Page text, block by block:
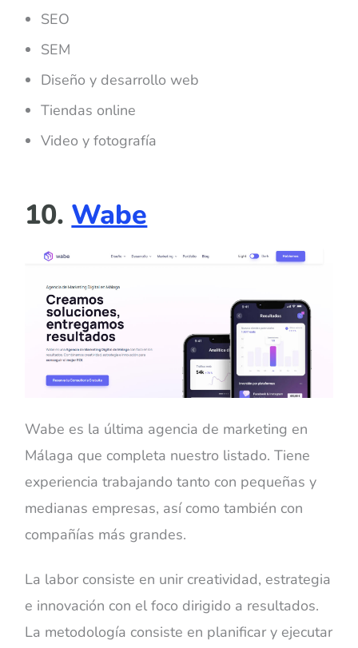
SEO
SEM
Diseño y desarrollo web
Tiendas online
Video y fotografía
10. Wabe
Wabe es la última agencia de marketing en
Málaga que completa nuestro listado. Tiene
experiencia trabajando tanto con pequeñas y
medianas empresas, así como también con
compañías más grandes.
La labor consiste en unir creatividad, estrategia
e innovación con el foco dirigido a resultados.
La metodología consiste en planificar y ejecutar